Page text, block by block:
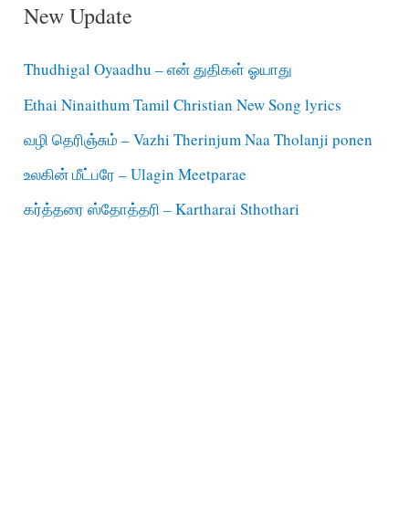
New Update
Thudhigal Oyaadhu – என் துதிகள் ஓயாது
Ethai Ninaithum Tamil Christian New Song lyrics
வழி தெரிஞ்சும் – Vazhi Therinjum Naa Tholanji ponen
உலகின் மீட்பரே – Ulagin Meetparae
கர்த்தரை ஸ்தோத்தரி – Kartharai Sthothari